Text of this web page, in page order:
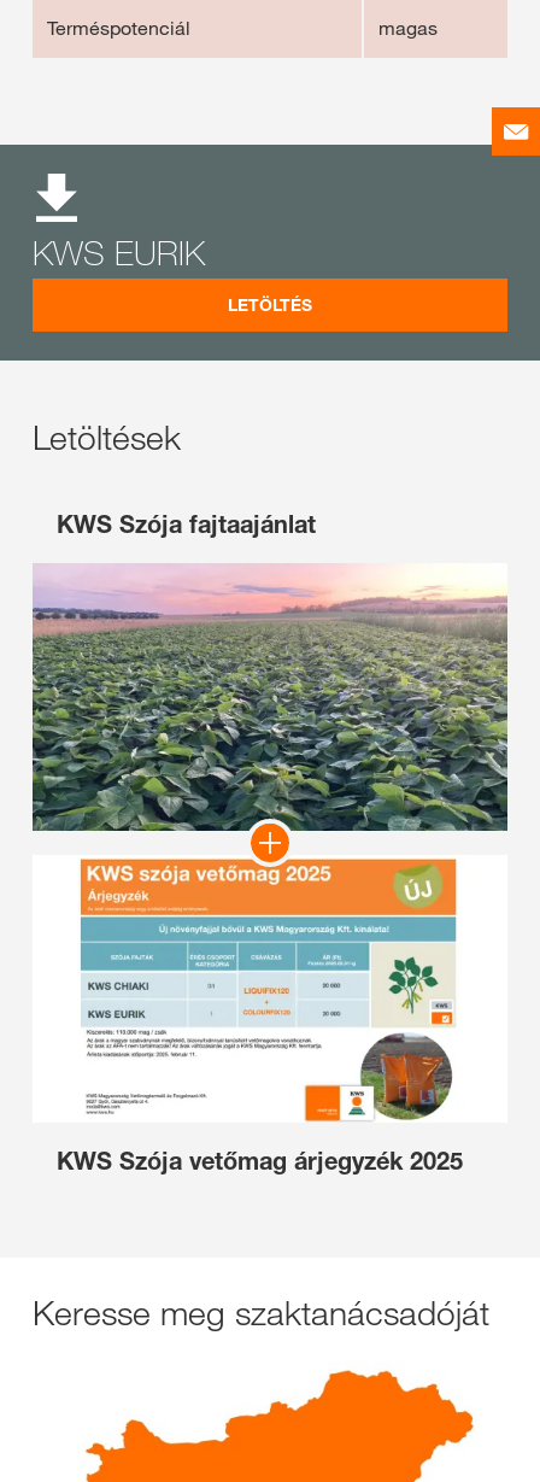
Terméspotenciál magas
KWS EURIK
LETÖLTÉS
Letöltések
KWS Szója fajtaajánlat
KWS Szója vetőmag árjegyzék 2025
Keresse meg szaktanácsadóját